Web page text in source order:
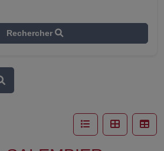
Rechercher